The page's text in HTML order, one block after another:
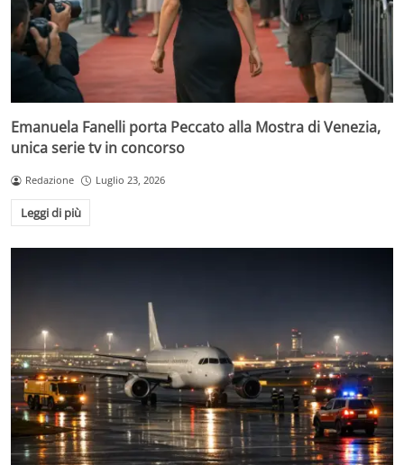
Emanuela Fanelli porta Peccato alla Mostra di Venezia,
unica serie tv in concorso
Redazione Luglio 23, 2026
Leggi di più